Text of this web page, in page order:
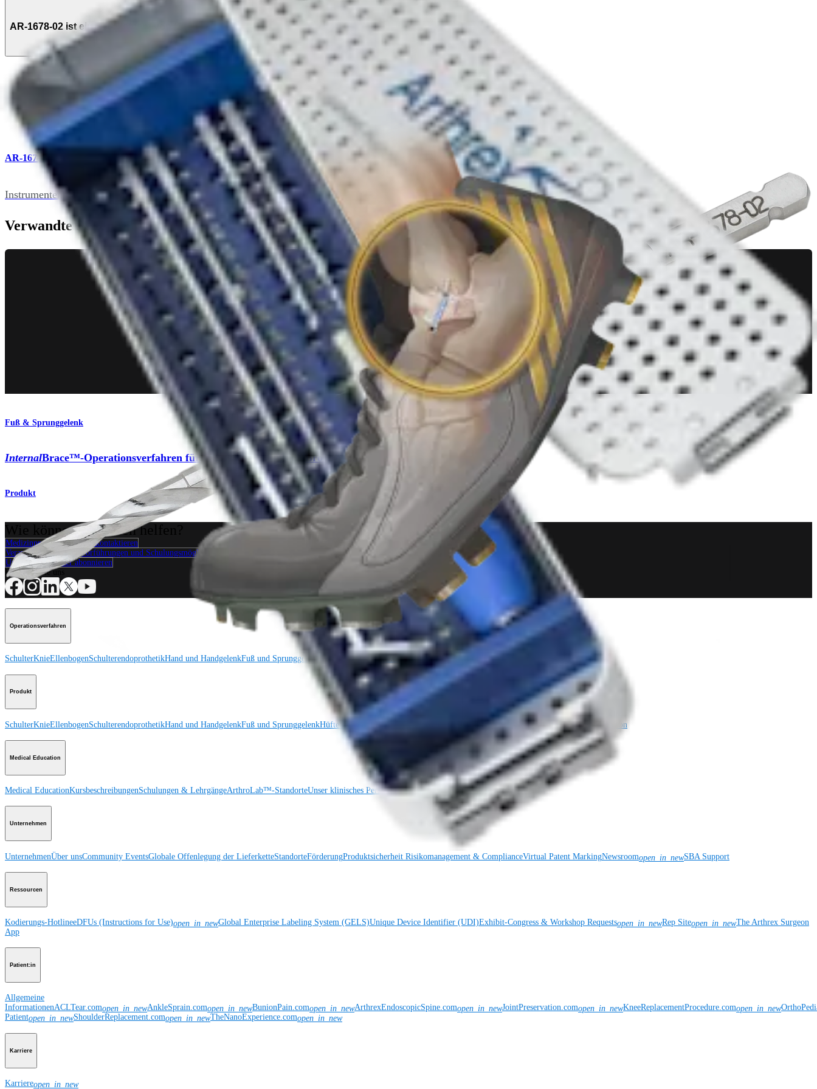
AR-1678-02 ist ein Set-Element von (1)
AR-1678S
Instrumentenset, für Bandaugmentation
Verwandte Seiten
Fuß & Sprunggelenk
InternalBrace™-Operationsverfahren für Rekonstruktion nach Brostrom
Produkt
Wie können wir Ihnen helfen?
Medizinproduktberater:in kontaktieren
Veranstaltungen, Lab-Vorführungen und Schulungsmöglichkeiten ansehen
Unseren Newsletter abonnieren
Besuchen Sie uns
Operationsverfahren
SchulterKnieEllenbogenSchulterendoprothetikHand und HandgelenkFuß und Sprunggelenk Trauma HüfteOrthobiologieCardiothoracic SurgeryWirbelsäule
Produkt
SchulterKnieEllenbogenSchulterendoprothetikHand und HandgelenkFuß und SprunggelenkHüfteOrthobiologieHerz-Thoraxchirurgie Cardiothoracic Surgery Bildgebung & Resektion
Medical Education
Medical EducationKursbeschreibungenSchulungen & LehrgängeArthroLab™-StandorteUnser klinisches Personal stellt sich vorOrthoPedia
Unternehmen
UnternehmenÜber unsCommunity EventsGlobale Offenlegung der LieferketteStandorteFörderungProduktsicherheit Risikomanagement & ComplianceVirtual Patent MarkingNewsroomopen_in_newSBA Support
Ressourcen
Kodierungs-HotlineeDFUs (Instructions for Use)open_in_newGlobal Enterprise Labeling System (GELS)Unique Device Identifier (UDI)Exhibit-Congress & Workshop Requestsopen_in_newRep Siteopen_in_newThe Arthrex Surgeon
App
Patient:in
Allgemeine
InformationenACLTear.comopen_in_newAnkleSprain.comopen_in_newBunionPain.comopen_in_newArthrexEndoscopicSpine.comopen_in_newJointPreservation.comopen_in_newKneeReplacementProcedure.comopen_in_new
Patientopen_in_newShoulderReplacement.comopen_in_newTheNanoExperience.comopen_in_new
Karriere
Karriereopen_in_new